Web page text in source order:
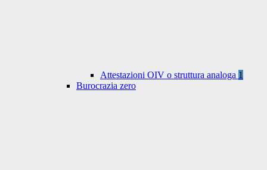
Attestazioni OIV o struttura analoga 1
Burocrazia zero